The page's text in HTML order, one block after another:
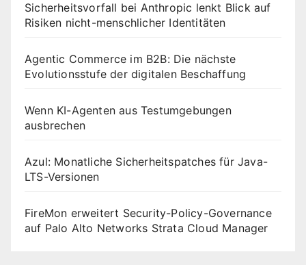
Sicherheitsvorfall bei Anthropic lenkt Blick auf
Risiken nicht-menschlicher Identitäten
Agentic Commerce im B2B: Die nächste
Evolutionsstufe der digitalen Beschaffung
Wenn KI-Agenten aus Testumgebungen
ausbrechen
Azul: Monatliche Sicherheitspatches für Java-
LTS-Versionen
FireMon erweitert Security-Policy-Governance
auf Palo Alto Networks Strata Cloud Manager